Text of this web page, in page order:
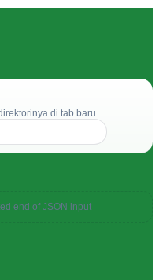
di tab baru.
end of JSON input